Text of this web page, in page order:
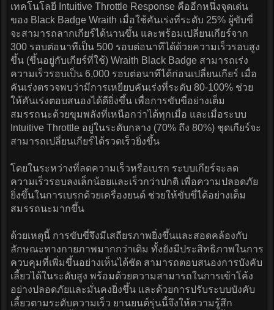
เทคโนโลยี Intuitive Throttle Response คืออีกหนึ่งจุดเด่น
ของ Black Badge Wraith เมื่อใช้คันเร่งที่ระดับ 25% ผู้ขับขี่
จะสามารถลากเกียร์ได้นานขึ้น และพร้อมเปลี่ยนเกียร์จาก
300 รอบต่อนาทีเป็น 500 รอบต่อนาทีได้ด้วยความเร็วรอบสูง
ขึ้น (ขึ้นอยู่กับเกียร์ที่ใช้) Wraith Black Badge สามารถเร่ง
ความเร็วรอบเป็น 6,000 รอบต่อนาทีได้ก่อนเปลี่ยนเกียร์ เมื่อ
คันเร่งตรวจพบว่ามีการเหยียบคันเร่งที่ระดับ 80-100% ช่วย
ให้คันเร่งตอบสนองได้ดียิ่งขึ้น เพื่อการขับขี่อย่างเต็ม
สมรรถนะด้วยขุมพลังที่เหนือกว่าได้ทุกเมื่อ และเมื่อระบบ
Intuitive Throttle อยู่ในระดับกลาง (70% ถึง 80%) ชุดเกียร์จะ
สามารถเปลี่ยนเกียร์ได้รวดเร็วยิ่งขึ้น
โดยในระหว่างที่ลดความเร็วหรือเบรก ระบบเกียร์จะลด
ความเร็วรอบลงเล็กน้อยและเร็วกว่าปกติ เพื่อความปลอดภัย
ยิ่งขึ้นในการเบรกด้วยเครื่องยนต์ ช่วยให้ขับขี่ได้อย่างเต็ม
สมรรถนะมากขึ้น
ด้วยเหตุนี้ การขับขี่จึงมีเสถียรภาพยิ่งขึ้นและสอดคล้องกับ
ลักษณะทางกายภาพมากกว่าเดิม ทั้งยังมีประสิทธิภาพในการ
ควบคุมที่เพิ่มขึ้นอย่างเห็นได้ชัด สามารถตอบสนองการบังคับ
เลี้ยวได้ในระดับสูง พร้อมด้วยความสามารถในการเข้าโค้ง
อย่างปลอดภัยและมั่นคงยิ่งขึ้น และด้วยการปรับระบบบังคับ
เลี้ยวตามระดับความเร็ว ยานยนต์รุ่นนี้จึงให้ความรู้สึก